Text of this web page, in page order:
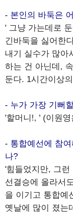
- 본인의 바둑은
' 그냥 가는데로
긴바둑을 싫어한
내기 실수가 많아
하는 건 아닌데,
둔다. 1시간이상
- 누가 가장 기뻐
'할머니!, ' (이원
- 통합예선에 참
나?
'힘들었지만, 그런
선결승에 올라서
을 이기고 통합예
옛날에 많이 졌는